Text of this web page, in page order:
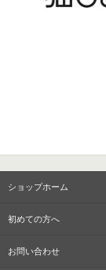
ショップホーム
初めての方へ
お問い合わせ